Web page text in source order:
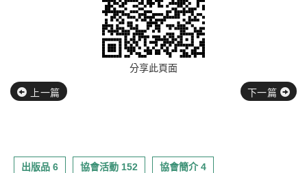
分享此頁面
上一篇 下一篇
出版品 6 協會活動 152 協會簡介 4